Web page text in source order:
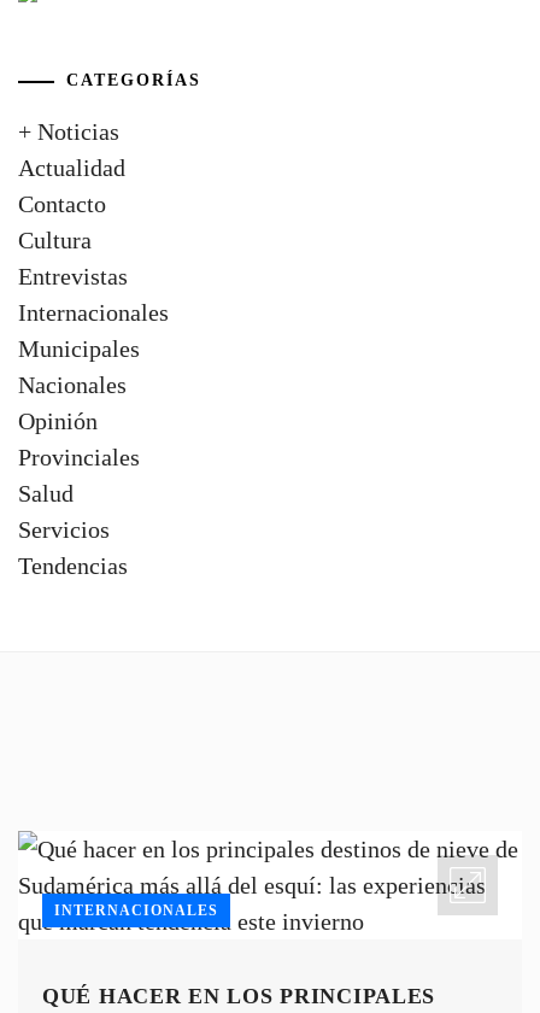
CATEGORÍAS
+ Noticias
Actualidad
Contacto
Cultura
Entrevistas
Internacionales
Municipales
Nacionales
Opinión
Provinciales
Salud
Servicios
Tendencias
INTERNACIONALES
QUÉ HACER EN LOS PRINCIPALES